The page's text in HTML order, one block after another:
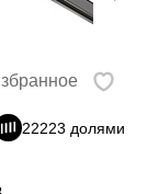
22223 долями